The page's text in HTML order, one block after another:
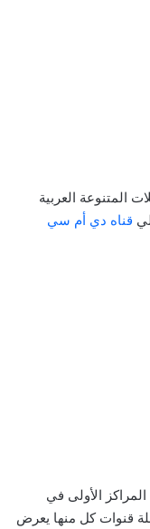
المتنوعة العربية
قناه دي أم سي
الأولى في
قنوات كل منها يعرض